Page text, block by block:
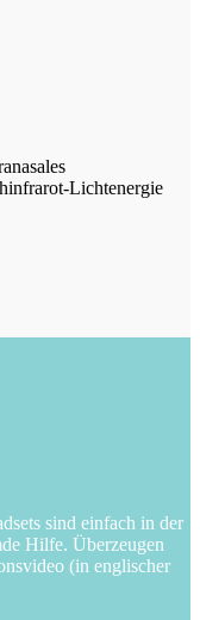
Lichtenergie
sind einfach in der
Hilfe. Überzeugen
(in englischer